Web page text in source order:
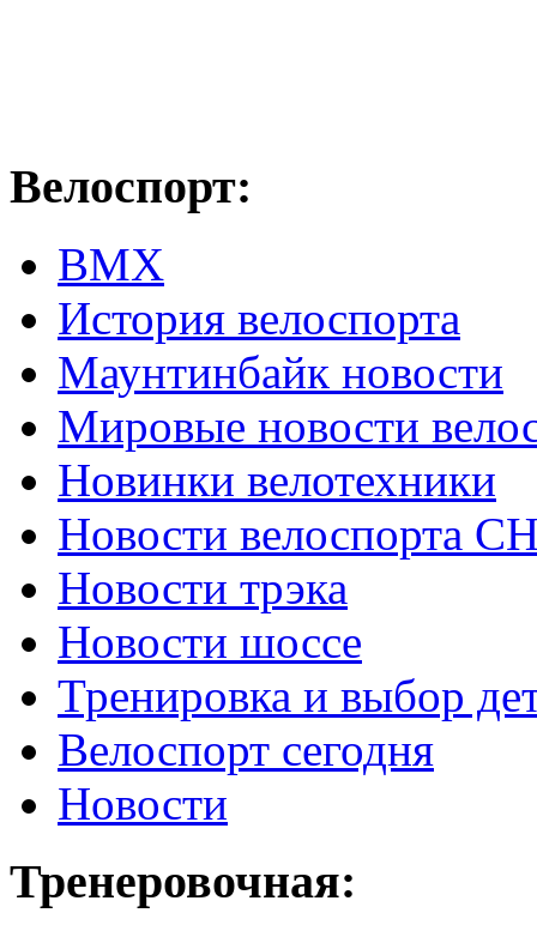
Велоспорт:
ВМХ
История велоспорта
Маунтинбайк новости
Мировые новости
Новинки велотехники
Новости велоспорта
Новости трэка
Новости шоссе
Тренировка и выбор
Велоспорт сегодня
Новости
Тренеровочная: